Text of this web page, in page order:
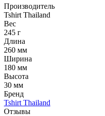
Производитель
Tshirt Thailand
Вес
245 г
Длина
260 мм
Ширина
180 мм
Высота
30 мм
Бренд
Tshirt Thailand
Отзывы